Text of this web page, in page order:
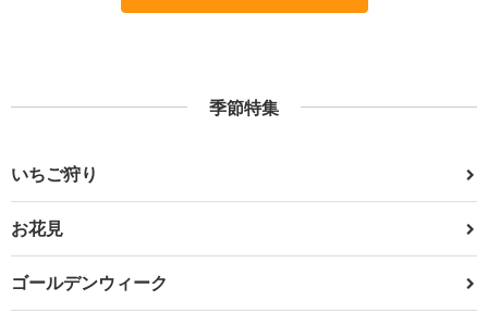
季節特集
いちご狩り
お花見
ゴールデンウィーク